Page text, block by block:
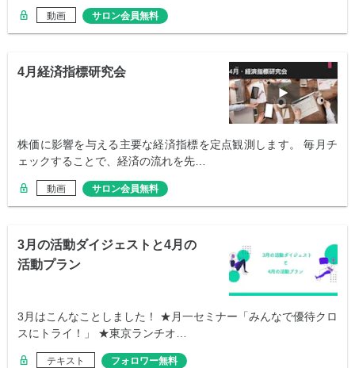
動画 サロン会員無料
4月経済指標研究会
株価に影響を与える主要な経済指標を定点観測します。 毎月チ
ェックすることで、経済の流れを先…
動画 サロン会員無料
3月の活動ダイジェストと4月の
活動プラン
3月はこんなことしました！ ★月一セミナー「みんなで優待クロ
スにトライ！」 ★東京ランチオ…
テキスト フォロワー無料